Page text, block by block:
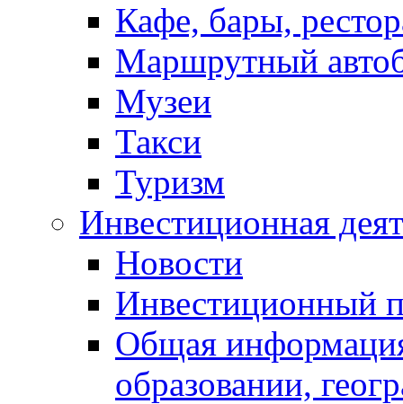
Кафе, бары,
Маршрутный
Музеи
Такси
Туризм
Инвестиционная
Новости
Инвестиционный
Общая
образовании,